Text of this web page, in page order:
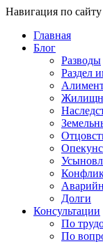
Навигация по сайту
Главная
Блог
Разводы
Раздел
Долги
Консультации
По
По